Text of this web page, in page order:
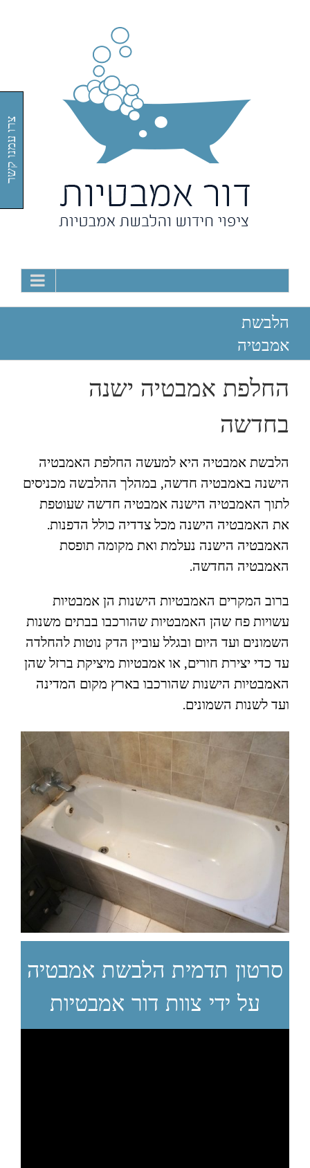
הלבשת
אמבטיה
החלפת אמבטיה ישנה
בחדשה
הלבשת אמבטיה היא למעשה החלפת האמבטיה
הישנה באמבטיה חדשה, במהלך ההלבשה מכניסים
לתוך האמבטיה הישנה אמבטיה חדשה שעוטפת
את האמבטיה הישנה מכל צדדיה כולל הדפנות.
האמבטיה הישנה נעלמת ואת מקומה תופסת
האמבטיה החדשה.
ברוב המקרים האמבטיות הישנות הן אמבטיות
עשויות פח שהן האמבטיות שהורכבו בבתים משנות
השמונים ועד היום ובגלל עוביין הדק נוטות להחלדה
עד כדי יצירת חורים, או אמבטיות מיציקת ברזל שהן
האמבטיות הישנות שהורכבו בארץ מקום המדינה
ועד לשנות השמונים.
סרטון תדמית הלבשת אמבטיה
על ידי צוות דור אמבטיות
צרו עמנו קשר